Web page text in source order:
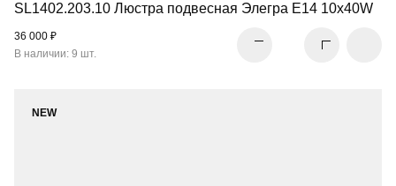
SL1402.203.10 Люстра подвесная Элегра E14 10х40W
36 000 ₽
В наличии: 9 шт.
NEW